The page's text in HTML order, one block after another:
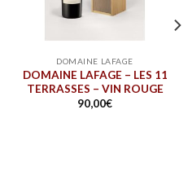
DOMAINE LAFAGE
DOMAINE LAFAGE – LES 11
TERRASSES – VIN ROUGE
90,00€